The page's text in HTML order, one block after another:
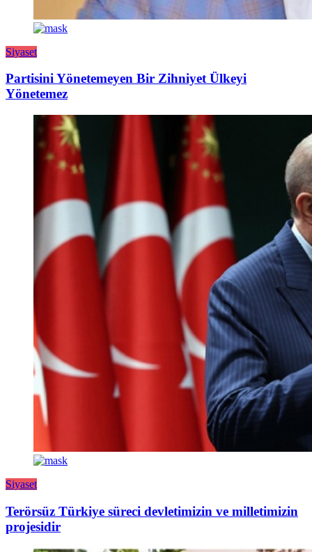
Siyaset
Partisini Yönetemeyen Bir Zihniyet Ülkeyi
Yönetemez
Siyaset
Terörsüz Türkiye süreci devletimizin ve milletimizin
projesidir